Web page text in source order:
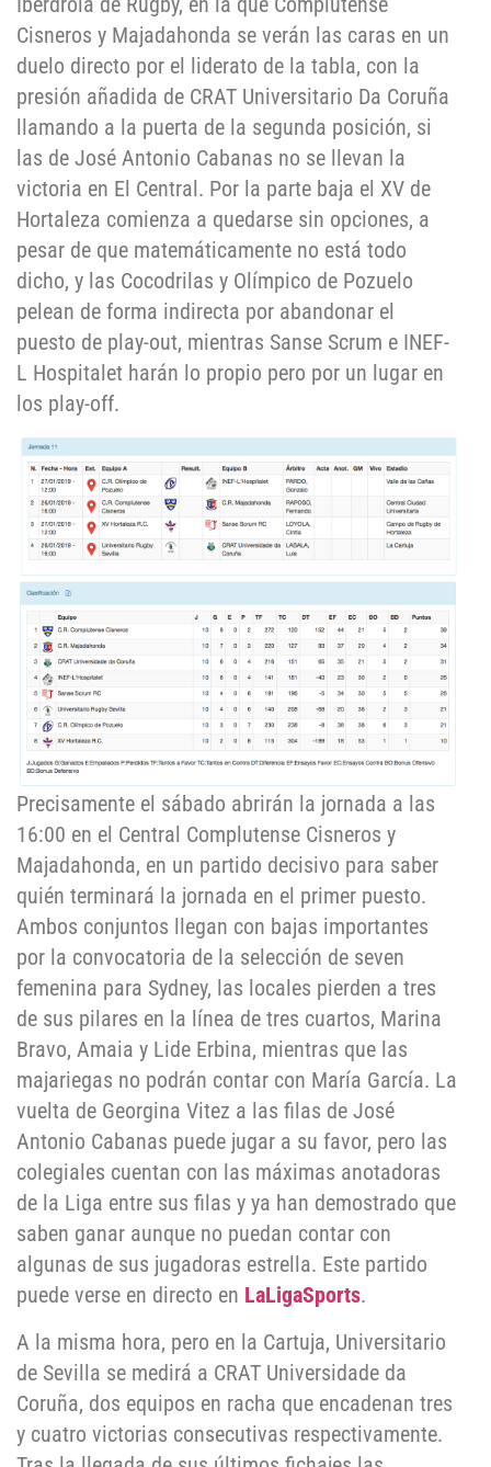
Cisneros y Majadahonda se verán las caras en un
duelo directo por el liderato de la tabla, con la
presión añadida de CRAT Universitario Da Coruña
llamando a la puerta de la segunda posición, si
las de José Antonio Cabanas no se llevan la
victoria en El Central. Por la parte baja el XV de
Hortaleza comienza a quedarse sin opciones, a
pesar de que matemáticamente no está todo
dicho, y las Cocodrilas y Olímpico de Pozuelo
pelean de forma indirecta por abandonar el
puesto de play-out, mientras Sanse Scrum e INEF-
L Hospitalet harán lo propio pero por un lugar en
los play-off.
Precisamente el sábado abrirán la jornada a las
16:00 en el Central Complutense Cisneros y
Majadahonda, en un partido decisivo para saber
quién terminará la jornada en el primer puesto.
Ambos conjuntos llegan con bajas importantes
por la convocatoria de la selección de seven
femenina para Sydney, las locales pierden a tres
de sus pilares en la línea de tres cuartos, Marina
Bravo, Amaia y Lide Erbina, mientras que las
majariegas no podrán contar con María García. La
vuelta de Georgina Vitez a las filas de José
Antonio Cabanas puede jugar a su favor, pero las
colegiales cuentan con las máximas anotadoras
de la Liga entre sus filas y ya han demostrado que
saben ganar aunque no puedan contar con
algunas de sus jugadoras estrella. Este partido
puede verse en directo en LaLigaSports.
A la misma hora, pero en la Cartuja, Universitario
de Sevilla se medirá a CRAT Universidade da
Coruña, dos equipos en racha que encadenan tres
y cuatro victorias consecutivas respectivamente.